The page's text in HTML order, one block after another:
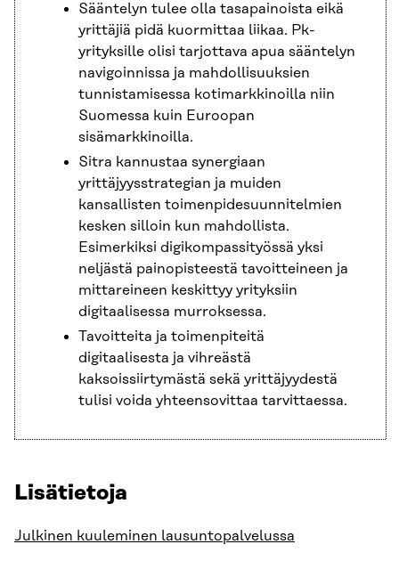
Sääntelyn tulee olla tasapainoista eikä
yrittäjiä pidä kuormittaa liikaa. Pk-
yrityksille olisi tarjottava apua sääntelyn
navigoinnissa ja mahdollisuuksien
tunnistamisessa kotimarkkinoilla niin
Suomessa kuin Euroopan
sisämarkkinoilla.
Sitra kannustaa synergiaan
yrittäjyysstrategian ja muiden
kansallisten toimenpidesuunnitelmien
kesken silloin kun mahdollista.
Esimerkiksi digikompassityössä yksi
neljästä painopisteestä tavoitteineen ja
mittareineen keskittyy yrityksiin
digitaalisessa murroksessa.
Tavoitteita ja toimenpiteitä
digitaalisesta ja vihreästä
kaksoissiirtymästä sekä yrittäjyydestä
tulisi voida yhteensovittaa tarvittaessa.
Lisätietoja
Julkinen kuuleminen lausuntopalvelussa